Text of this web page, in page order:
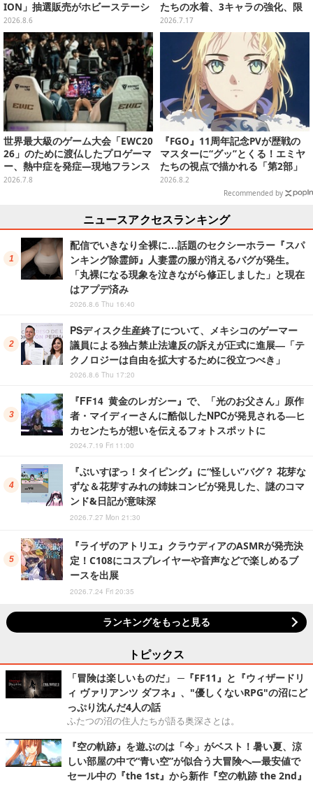
ION」抽選販売がホビーステーシ
ョンで実施中、8月6日まで
2026.8.6
たちの水着、3キャラの強化、限
定S級配布など盛りだくさん
2026.7.17
世界最大級のゲーム大会「EWC20
26」のために渡仏したプロゲーマ
ー、熱中症を発症―現地フランス
は記録的な熱波が続く
2026.7.8
『FGO』11周年記念PVが歴戦の
マスターに“グッ”とくる！エミヤ
たちの視点で描かれる「第2部」
の旅路
2026.8.2
Recommended by
ニュースアクセスランキング
配信でいきなり全裸に…話題のセクシーホラー『スパ
ンキング除霊師』人妻霊の服が消えるバグが発生。
「丸裸になる現象を泣きながら修正しました」と現在
はアプデ済み
2026.8.6 Thu 16:40
PSディスク生産終了について、メキシコのゲーマー
議員による独占禁止法違反の訴えが正式に進展―「テ
クノロジーは自由を拡大するために役立つべき」
2026.8.6 Thu 17:20
『FF14 黄金のレガシー』で、「光のお父さん」原作
者・マイディーさんに酷似したNPCが発見される―ヒ
カセンたちが想いを伝えるフォトスポットに
2024.7.19 Fri 11:00
『ぶいすぽっ！タイピング』に“怪しい”バグ？ 花芽な
ずな＆花芽すみれの姉妹コンビが発見した、謎のコマ
ンド&日記が意味深
2026.7.27 Mon 21:30
『ライザのアトリエ』クラウディアのASMRが発売決
定！C108にコスプレイヤーや音声などで楽しめるブ
ースを出展
2026.7.24 Fri 20:35
ランキングをもっと見る
トピックス
「冒険は楽しいものだ」 ─『FF11』と『ウィザードリ
ィ ヴァリアンツ ダフネ』、"優しくないRPG"の沼にど
っぷり沈んだ4人の話
ふたつの沼の住人たちが語る奥深さとは。
『空の軌跡』を遊ぶのは「今」がベスト！暑い夏、涼
しい部屋の中で“青い空”が似合う大冒険へ―最安値で
セール中の『the 1st』から新作『空の軌跡 the 2nd』